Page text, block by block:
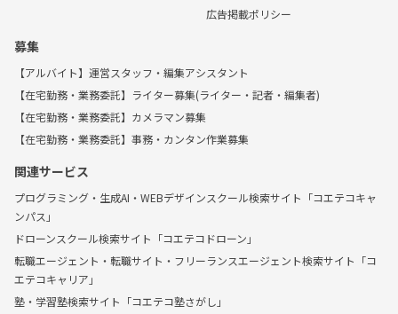
広告掲載ポリシー
募集
【アルバイト】運営スタッフ・編集アシスタント
【在宅勤務・業務委託】ライター募集(ライター・記者・編集者)
【在宅勤務・業務委託】カメラマン募集
【在宅勤務・業務委託】事務・カンタン作業募集
関連サービス
プログラミング・生成AI・WEBデザインスクール検索サイト「コエテコキャ
ンパス」
ドローンスクール検索サイト「コエテコドローン」
転職エージェント・転職サイト・フリーランスエージェント検索サイト「コ
エテコキャリア」
塾・学習塾検索サイト「コエテコ塾さがし」